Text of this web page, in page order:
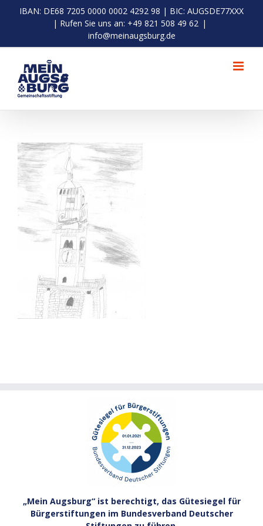
Inhalt
IBAN: DE68 7205 0000 0002 4292 98 | BIC: AUGSDE77XXX
| Rufen Sie uns an: +49 821 508 49 62 |
info@meinaugsburg.de
„Mein Augsburg“ ist berechtigt, das Gütesiegel für
Bürgerstiftungen im Bundesverband Deutscher